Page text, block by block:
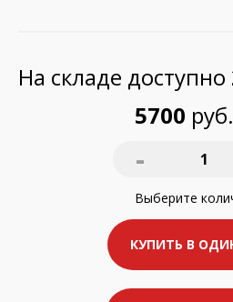
На складе доступно
5700
- 1
Выберите
КУПИТЬ В